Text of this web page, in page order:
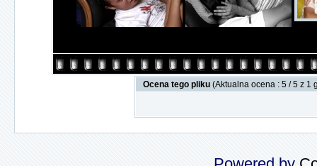
Ocena tego pliku (Aktualna ocena : 5 / 5 z 1